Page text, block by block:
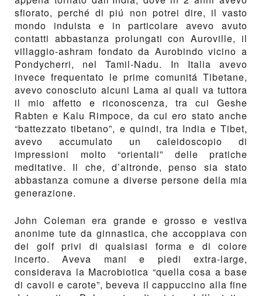
sfiorato, perché di piú non potrei dire, il vasto
mondo induista e in particolare avevo avuto
contatti abbastanza prolungati con Auroville, il
villaggio-ashram fondato da Aurobindo vicino a
Pondycherri, nel Tamil-Nadu. In Italia avevo
invece frequentato le prime comunitá Tibetane,
avevo conosciuto alcuni Lama ai quali va tuttora
il mio affetto e riconoscenza, tra cui Geshe
Rabten e Kalu Rimpoce, da cui ero stato anche
“battezzato tibetano”, e quindi, tra India e Tibet,
avevo accumulato un caleidoscopio di
impressioni molto “orientali” delle pratiche
meditative. Il che, d’altronde, penso sia stato
abbastanza comune a diverse persone della mia
generazione.
John Coleman era grande e grosso e vestiva
anonime tute da ginnastica, che accoppiava con
dei golf privi di qualsiasi forma e di colore
incerto. Aveva mani e piedi extra-large,
considerava la Macrobiotica “quella cosa a base
di cavoli e carote”, beveva il cappuccino alla fine